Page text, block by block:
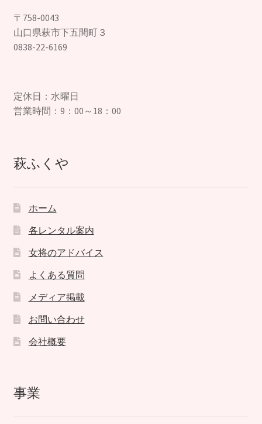
〒758-0043
山口県萩市下五間町３
0838-22-6169
定休日：水曜日
営業時間：9：00～18：00
萩ふくや
ホーム
各レンタル案内
女将のアドバイス
よくある質問
メディア掲載
お問い合わせ
会社概要
事業